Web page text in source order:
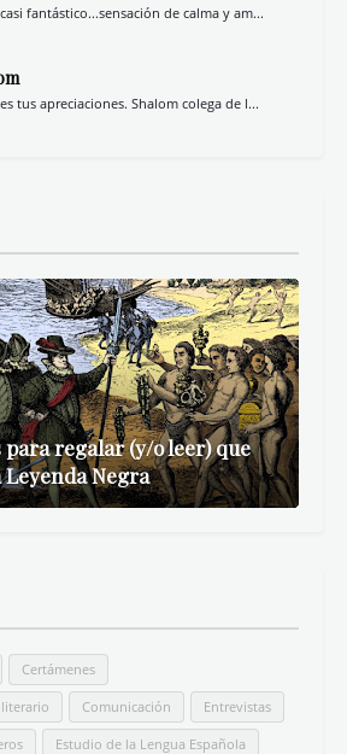
fantástico...sensación de calma y am...
tus apreciaciones. Shalom colega de l...
para regalar (y/o leer) que
Negra
Certámenes
Comunicación Entrevistas
Estudio de la Lengua Española